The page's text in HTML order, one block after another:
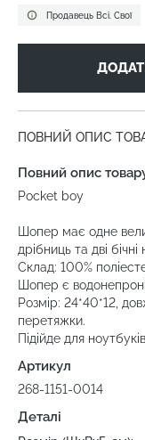
Продавець Всі. Свої
ПОВНИЙ ОПИС
Повний опис
Pocket boy
Шопер має одне
дрібниць та дві
Склад: 100%
Шопер є
Розмір: 24*40*12,
перетяжки.
Підійде для
Артикул
268-1151-0014
Деталі